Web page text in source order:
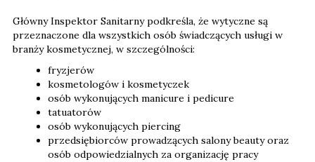
Główny Inspektor Sanitarny podkreśla, że wytyczne są
przeznaczone dla wszystkich osób świadczących usługi w
branży kosmetycznej, w szczególności:
fryzjerów
kosmetologów i kosmetyczek
osób wykonujących manicure i pedicure
tatuatorów
osób wykonujących piercing
przedsiębiorców prowadzących salony beauty oraz
osób odpowiedzialnych za organizację pracy